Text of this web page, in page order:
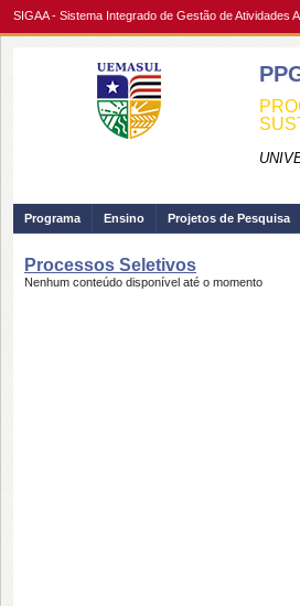
SIGAA - Sistema Integrado de Gestão de Atividades
Programa Ensino Projetos de Pesquisa
Processos Seletivos
Nenhum conteúdo disponível até o momento